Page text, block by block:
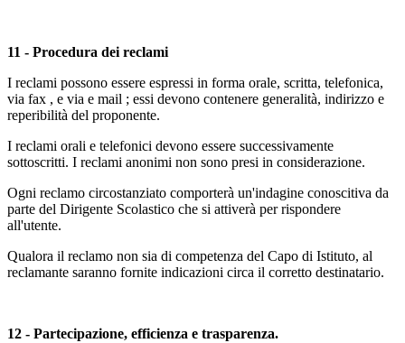
11 - Procedura dei reclami
I reclami possono essere espressi in forma orale, scritta, telefonica,
via fax , e via e mail ; essi devono contenere generalità, indirizzo e
reperibilità del proponente.
I reclami orali e telefonici devono essere successivamente
sottoscritti. I reclami anonimi non sono presi in considerazione.
Ogni reclamo circostanziato comporterà un'indagine conoscitiva da
parte del Dirigente Scolastico che si attiverà per rispondere
all'utente.
Qualora il reclamo non sia di competenza del Capo di Istituto, al
reclamante saranno fornite indicazioni circa il corretto destinatario.
12 - Partecipazione, efficienza e trasparenza.